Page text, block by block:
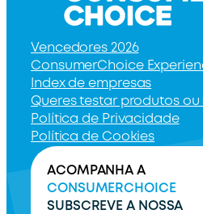
Vencedores 2026
ConsumerChoice
Index de empresas
Queres testar produtos ou
Política de Privacidade
Política de Cookies
ACOMPANHA A
CONSUMERCHOICE
SUBSCREVE A NOSSA